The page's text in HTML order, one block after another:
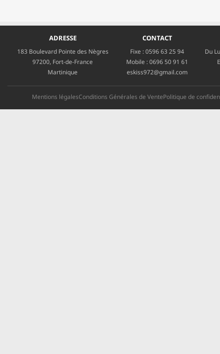
ADRESSE
183 Boulevard Pointe des Nègres
97200, Fort-de-France
Martinique
CONTACT
Fixe :0596 63 25 94
Mobile :0696 50 91 61
eskiss972@gmail.com
Du
Mentions légalesConditions Générales de VentePolitique de